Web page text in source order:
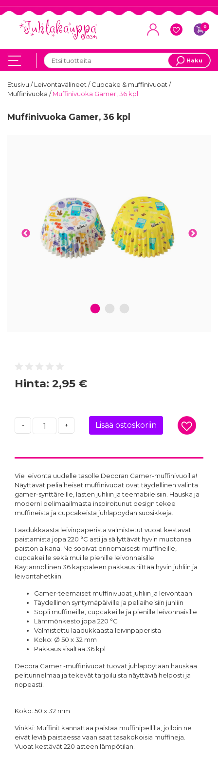
0
Haku
Etusivu /Leivontavälineet/Cupcake & muffinivuoat/
Muffinivuoka /Muffinivuoka Gamer, 36 kpl
Muffinivuoka Gamer, 36 kpl
1 2 3
Hinta: 2,95 €
- + Lisää ostoskoriin
Vie leivonta uudelle tasolle Decoran Gamer-muffinivuoilla!
Näyttävät peliaiheiset muffinivuoat ovat täydellinen valinta
gamer-synttäreille, lasten juhliin ja teemabileisiin. Hauska ja
moderni pelimaailmasta inspiroitunut design tekee
muffineista ja cupcakeista juhlapöydän suosikkeja.
Laadukkaasta leivinpaperista valmistetut vuoat kestävät
paistamista jopa 220 °C asti ja säilyttävät hyvin muotonsa
paiston aikana. Ne sopivat erinomaisesti muffineille,
cupcakeille sekä muille pienille leivonnaisille.
Käytännöllinen 36 kappaleen pakkaus riittää hyvin juhliin ja
leivontahetkiin.
Gamer-teemaiset muffinivuoat juhliin ja leivontaan
Täydellinen syntymäpäiville ja peliaiheisiin juhliin
Sopii muffineille, cupcakeille ja pienille leivonnaisille
Lämmönkesto jopa 220 °C
Valmistettu laadukkaasta leivinpaperista
Koko: Ø 50 x 32 mm
Pakkaus sisältää 36 kpl
Decora Gamer -muffinivuoat tuovat juhlapöytään hauskaa
pelitunnelmaa ja tekevät tarjoiluista näyttäviä helposti ja
nopeasti.
Koko: 50 x 32 mm
Vinkki: Muffinit kannattaa paistaa muffinipellillä, jolloin ne
eivät leviä paistaessa vaan saat tasakokoisia muffineja.
Vuoat kestävät 220 asteen lämpötilan.